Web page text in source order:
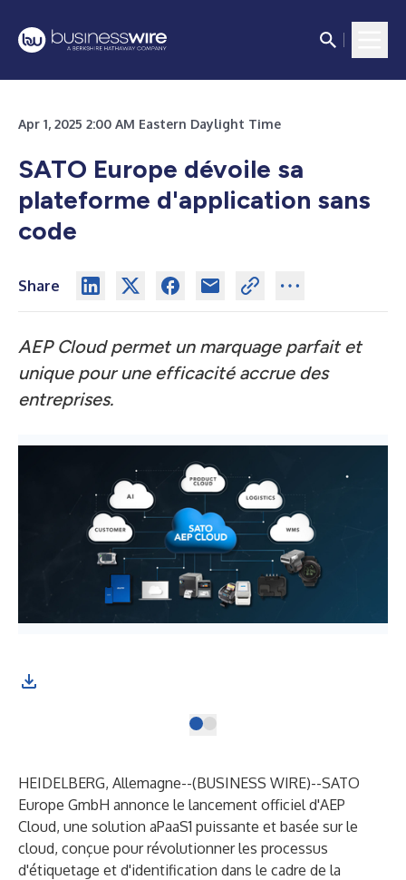
Apr 1, 2025 2:00 AM Eastern Daylight Time
SATO Europe dévoile sa
plateforme d'application sans
code
Share
AEP Cloud permet un marquage parfait et
unique pour une efficacité accrue des
entreprises.
HEIDELBERG, Allemagne--(BUSINESS WIRE)--SATO
Europe GmbH annonce le lancement officiel d'AEP
Cloud, une solution aPaaS1 puissante et basée sur le
cloud, conçue pour révolutionner les processus
d'étiquetage et d'identification dans le cadre de la